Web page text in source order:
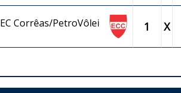
EC Corrêas/PetroVôlei 1 X